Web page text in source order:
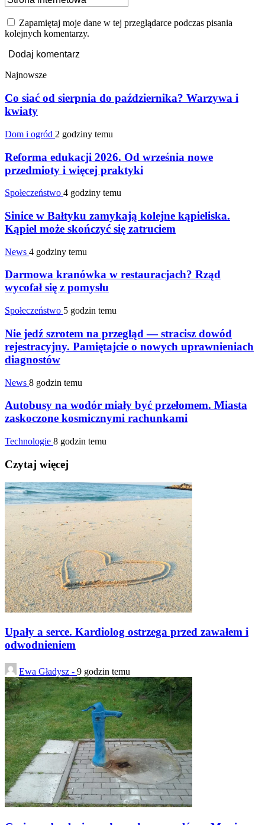
Zapamiętaj moje dane w tej przeglądarce podczas pisania
kolejnych komentarzy.
Najnowsze
Co siać od sierpnia do października? Warzywa i
kwiaty
Dom i ogród 2 godziny temu
Reforma edukacji 2026. Od września nowe
przedmioty i więcej praktyki
Społeczeństwo 4 godziny temu
Sinice w Bałtyku zamykają kolejne kąpieliska.
Kąpiel może skończyć się zatruciem
News 4 godziny temu
Darmowa kranówka w restauracjach? Rząd
wycofał się z pomysłu
Społeczeństwo 5 godzin temu
Nie jedź szrotem na przegląd — stracisz dowód
rejestracyjny. Pamiętajcie o nowych uprawnieniach
diagnostów
News 8 godzin temu
Autobusy na wodór miały być przełomem. Miasta
zaskoczone kosmicznymi rachunkami
Technologie 8 godzin temu
Czytaj więcej
Upały a serce. Kardiolog ostrzega przed zawałem i
odwodnieniem
Ewa Gładysz - 9 godzin temu